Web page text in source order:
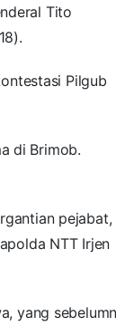
Tito
Pilgub
di Brimob.
pejabat,
NTT Irjen
yang